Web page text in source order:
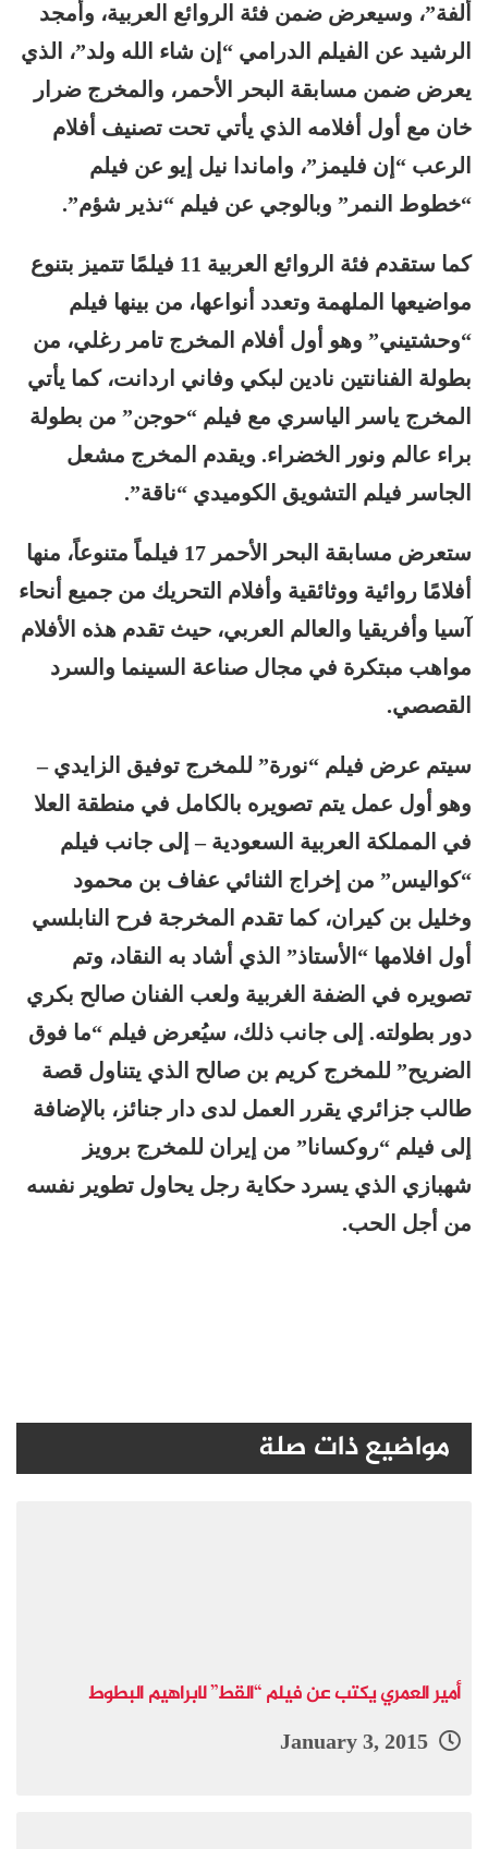
ألفة”، وسيعرض ضمن فئة الروائع العربية، وأمجد
الرشيد عن الفيلم الدرامي “إن شاء الله ولد”، الذي
يعرض ضمن مسابقة البحر الأحمر، والمخرج ضرار
خان مع أول أفلامه الذي يأتي تحت تصنيف أفلام
الرعب “إن فليمز”، واماندا نيل إيو عن فيلم
“خطوط النمر” وبالوجي عن فيلم “نذير شؤم”.
كما ستقدم فئة الروائع العربية 11 فيلمًا تتميز بتنوع
مواضيعها الملهمة وتعدد أنواعها، من بينها فيلم
“وحشتيني” وهو أول أفلام المخرج تامر رغلي، من
بطولة الفنانتين نادين لبكي وفاني اردانت، كما يأتي
المخرج ياسر الياسري مع فيلم “حوجن” من بطولة
براء عالم ونور الخضراء. ويقدم المخرج مشعل
الجاسر فيلم التشويق الكوميدي “ناقة”.
ستعرض مسابقة البحر الأحمر 17 فيلماً متنوعاً، منها
أفلامًا روائية ووثائقية وأفلام التحريك من جميع أنحاء
آسيا وأفريقيا والعالم العربي، حيث تقدم هذه الأفلام
مواهب مبتكرة في مجال صناعة السينما والسرد
القصصي.
سيتم عرض فيلم “نورة” للمخرج توفيق الزايدي –
وهو أول عمل يتم تصويره بالكامل في منطقة العلا
في المملكة العربية السعودية – إلى جانب فيلم
“كواليس” من إخراج الثنائي عفاف بن محمود
وخليل بن كيران، كما تقدم المخرجة فرح النابلسي
أول افلامها “الأستاذ” الذي أشاد به النقاد، وتم
تصويره في الضفة الغربية ولعب الفنان صالح بكري
دور بطولته. إلى جانب ذلك، سيُعرض فيلم “ما فوق
الضريح” للمخرج كريم بن صالح الذي يتناول قصة
طالب جزائري يقرر العمل لدى دار جنائز، بالإضافة
إلى فيلم “روكسانا” من إيران للمخرج برويز
شهبازي الذي يسرد حكاية رجل يحاول تطوير نفسه
من أجل الحب.
مواضيع ذات صلة
أمير العمري يكتب عن فيلم “القط” لابراهيم البطوط